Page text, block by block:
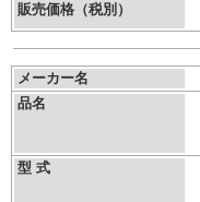
販売価格（税別）
メーカー名
品名
型 式